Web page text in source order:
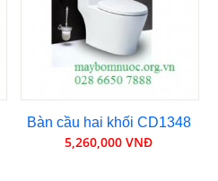
Bàn cầu hai khối CD1348
5,260,000 VNĐ